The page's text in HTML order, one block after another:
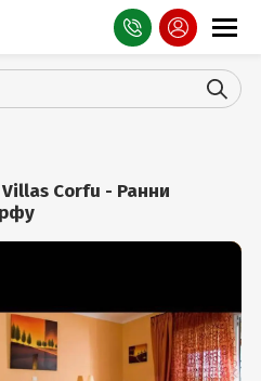
Corfu - Ранни